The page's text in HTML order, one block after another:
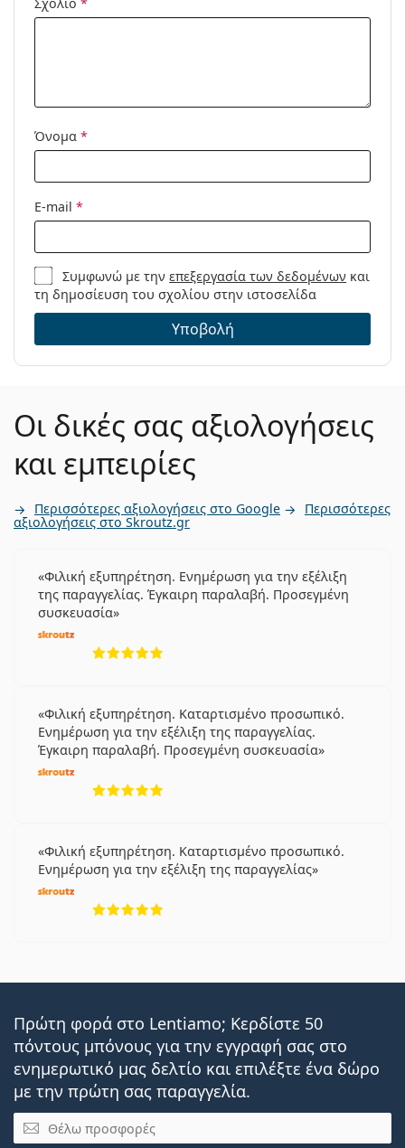
Χρήση:
Αθλητικά
Όνομα *
E-mail *
Συμφωνώ με τηνεπεξεργασία των δεδομένων και
τη δημοσίευση του σχολίου στην ιστοσελίδα
Υποβολή
Οι δικές σας αξιολογήσεις
και εμπειρίες
Περισσότερες αξιολογήσεις στο Google Περισσότερες
αξιολογήσεις στο Skroutz.gr
Φιλική εξυπηρέτηση. Ενημέρωση για την εξέλιξη
της παραγγελίας. Έγκαιρη παραλαβή. Προσεγμένη
συσκευασία
Φιλική εξυπηρέτηση. Καταρτισμένο προσωπικό.
Ενημέρωση για την εξέλιξη της παραγγελίας.
Έγκαιρη παραλαβή. Προσεγμένη συσκευασία
Φιλική εξυπηρέτηση. Καταρτισμένο προσωπικό.
Ενημέρωση για την εξέλιξη της παραγγελίας
Πρώτη φορά στο Lentiamo; Κερδίστε 50
πόντους μπόνους για την εγγραφή σας στο
ενημερωτικό μας δελτίο και επιλέξτε ένα δώρο
με την πρώτη σας παραγγελία.
Email